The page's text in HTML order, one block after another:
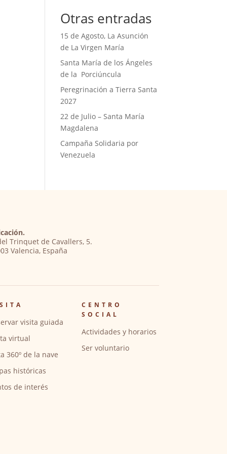
Otras entradas
15 de Agosto, La Asunción
de La Virgen María
Santa María de los Ángeles
de la Porciúncula
Peregrinación a Tierra Santa
2027
22 de Julio – Santa María
Magdalena
Campaña Solidaria por
Venezuela
Trinquet de Cavallers, 5.
Valencia, España
visita guiada
virtual
360º de la nave
históricas
de interés
CENTRO
SOCIAL
Actividades y horarios
Ser voluntario